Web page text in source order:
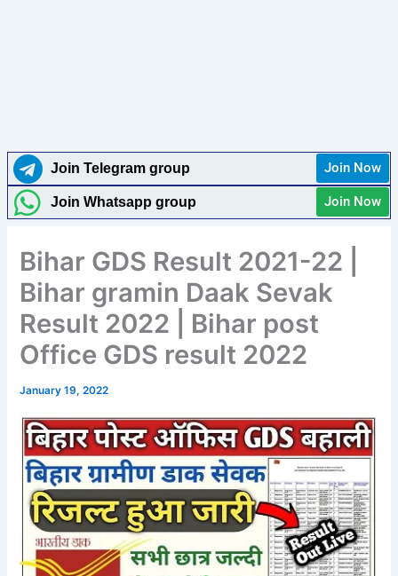
Join Telegram group Join Now
Join Whatsapp group Join Now
Bihar GDS Result 2021-22 |
Bihar gramin Daak Sevak
Result 2022 | Bihar post
Office GDS result 2022
January 19, 2022